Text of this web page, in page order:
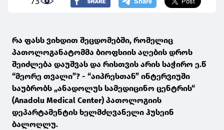
რა ფასს ვიხდით შეცდომებში, რომელიც
პათოლოგანატომმა ბიოფსიის აღების დროს
შეიძლება დაუშვას და რისთვის არის საჭირო ე.წ
“მეორე თვალი”? - “აიპრესთან” ინტერვიუში
საუბრობს „ანადოლუს სამედიცინო ცენტრის“
(Anadolu Medical Center) პათოლოგიის
დეპარტამენტის ხელმძღვანელი ჰუსეინ
ბალოღლუ.